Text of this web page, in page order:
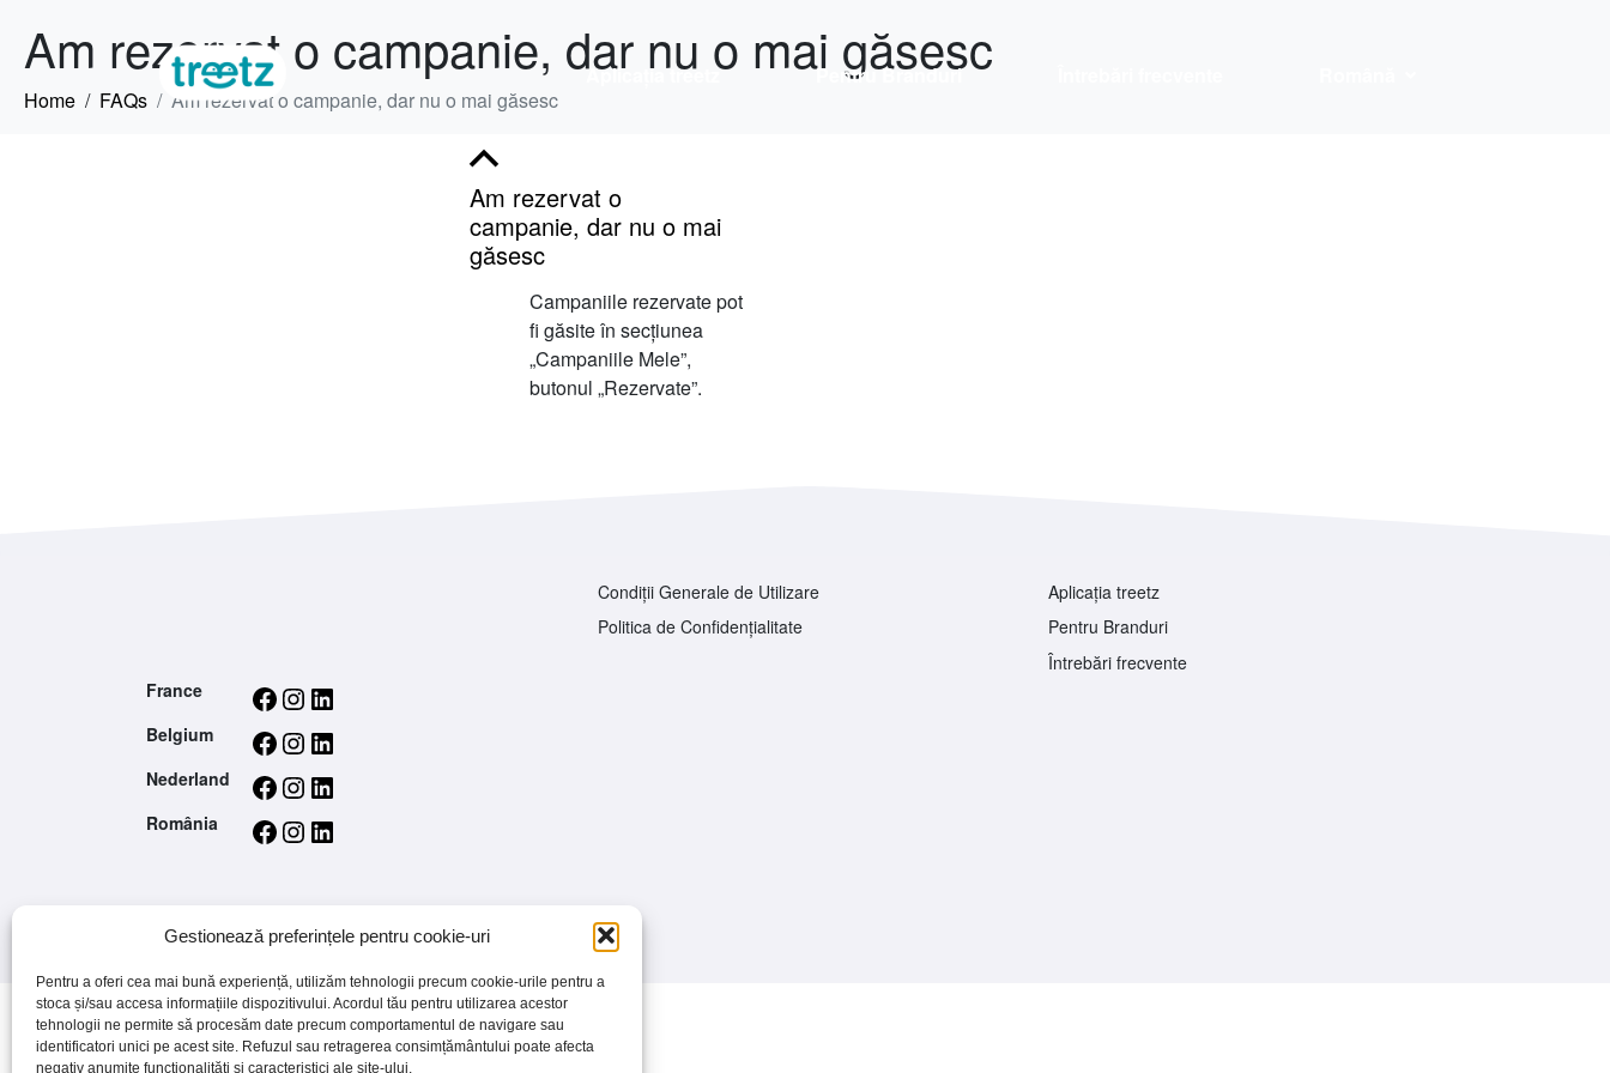
Gestionează preferințele pentru cookie-uri
Pentru a oferi cea mai bună experiență, utilizăm tehnologii precum cookie-urile pentru a
stoca și/sau accesa informațiile dispozitivului. Acordul tău pentru utilizarea acestor
tehnologii ne permite să procesăm date precum comportamentul de navigare sau
identificatori unici pe acest site. Refuzul sau retragerea consimțământului poate afecta
negativ anumite funcționalități și caracteristici ale site-ului.
Aplicația treetz Pentru Branduri
Am rezervat o campanie, dar nu o mai găsesc
Home FAQs Am rezervat o campanie, dar nu o mai găsesc
B
Am rezervat o
campanie, dar nu o mai
găsesc
Campaniile rezervate pot
fi găsite în secțiunea
„Campaniile Mele”,
butonul „Rezervate”.
France Facebook Instagram LinkedIn
Belgium Facebook Instagram LinkedIn
Nederland Facebook Instagram LinkedIn
România Facebook Instagram LinkedIn
Condiții Generale de Utilizare
Politica de Confidențialitate
Aplicația treetz
Pentru Branduri
Întrebări frecvente
© 2026 - treetz. All rights reserved.